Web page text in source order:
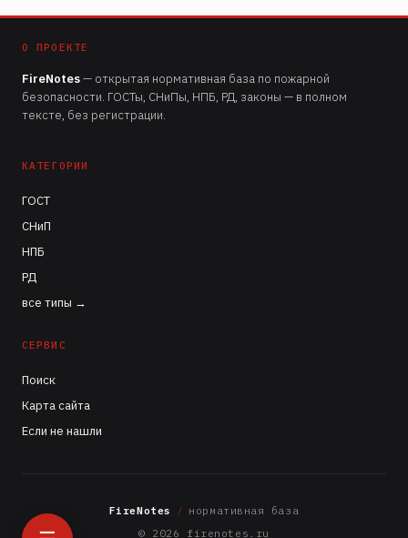
О ПРОЕКТЕ
FireNotes— открытая нормативная база по пожарной
безопасности. ГОСТы, СНиПы, НПБ, РД, законы — в полном
тексте, без регистрации.
КАТЕГОРИИ
ГОСТ
СНиП
НПБ
РД
все типы →
СЕРВИС
Поиск
Карта сайта
Если не нашли
FireNotes / нормативная база
© 2026 firenotes.ru